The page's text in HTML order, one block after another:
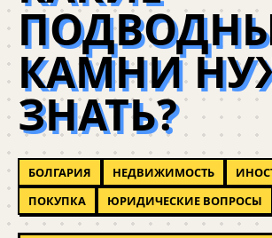
КАМНИ
ЗНАТЬ?
БОЛГАРИЯ НЕДВИЖИМОСТЬ
ПОКУПКА
ЮРИДИЧЕСКИЕ ВОПРОСЫ